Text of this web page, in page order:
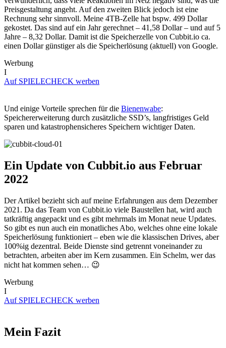
Preisgestaltung angeht. Auf den zweiten Blick jedoch ist eine
Rechnung sehr sinnvoll. Meine 4TB-Zelle hat bspw. 499 Dollar
gekostet. Das sind auf ein Jahr gerechnet – 41,58 Dollar – und auf 5
Jahre – 8,32 Dollar. Damit ist die Speicherzelle von Cubbit.io ca.
einen Dollar günstiger als die Speicherlösung (aktuell) von Google.
Werbung
I
Auf SPIELECHECK werben
Und einige Vorteile sprechen für die Bienenwabe:
Speichererweiterung durch zusätzliche SSD’s, langfristiges Geld
sparen und katastrophensicheres Speichern wichtiger Daten.
Ein Update von Cubbit.io aus Februar
2022
Der Artikel bezieht sich auf meine Erfahrungen aus dem Dezember
2021. Da das Team von Cubbit.io viele Baustellen hat, wird auch
tatkräftig angepackt und es gibt mehrmals im Monat neue Updates.
So gibt es nun auch ein monatliches Abo, welches ohne eine lokale
Speicherlösung funktioniert – eben wie die klassischen Drives, aber
100%ig dezentral. Beide Dienste sind getrennt voneinander zu
betrachten, arbeiten aber im Kern zusammen. Ein Schelm, wer das
nicht hat kommen sehen… 😉
Werbung
I
Auf SPIELECHECK werben
Mein Fazit